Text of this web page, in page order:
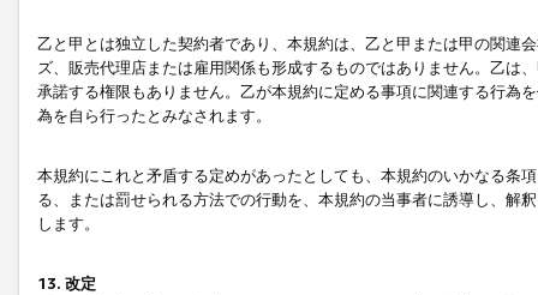
乙と甲とは独立した契約者であり、本規約は、乙と甲または甲の関連
ズ、販売代理店または雇用関係も形成するものではありません。乙は
承諾する権限もありません。乙が本規約に定める事項に関連する行為
為を自ら行ったとみなされます。
本規約にこれと矛盾する定めがあったとしても、本規約のいかなる条
る、または罰せられる方法での行動を、本規約の当事者に誘導し、解
します。
13. 改定